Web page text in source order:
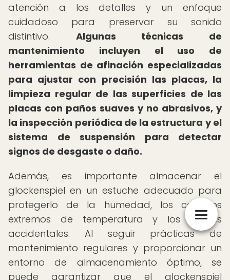
atención a los detalles y un enfoque
cuidadoso para preservar su sonido
distintivo. Algunas técnicas de
mantenimiento incluyen el uso de
herramientas de afinación especializadas
para ajustar con precisión las placas, la
limpieza regular de las superficies de las
placas con paños suaves y no abrasivos, y
la inspección periódica de la estructura y el
sistema de suspensión para detectar
signos de desgaste o daño.
Además, es importante almacenar el
glockenspiel en un estuche adecuado para
protegerlo de la humedad, los cambios
extremos de temperatura y los golpes
accidentales. Al seguir prácticas de
mantenimiento regulares y proporcionar un
entorno de almacenamiento óptimo, se
puede garantizar que el glockenspiel